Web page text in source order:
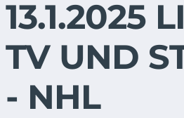
13.1.2025
TV UND
- NHL